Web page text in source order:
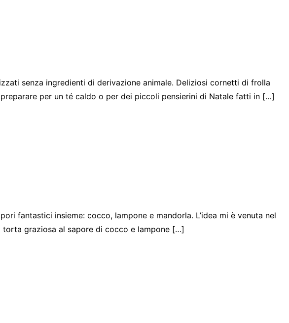
senza ingredienti di derivazione animale. Deliziosi cornetti di frolla
per un té caldo o per dei piccoli pensierini di Natale fatti in […]
fantastici insieme: cocco, lampone e mandorla. L’idea mi è venuta nel
torta graziosa al sapore di cocco e lampone […]